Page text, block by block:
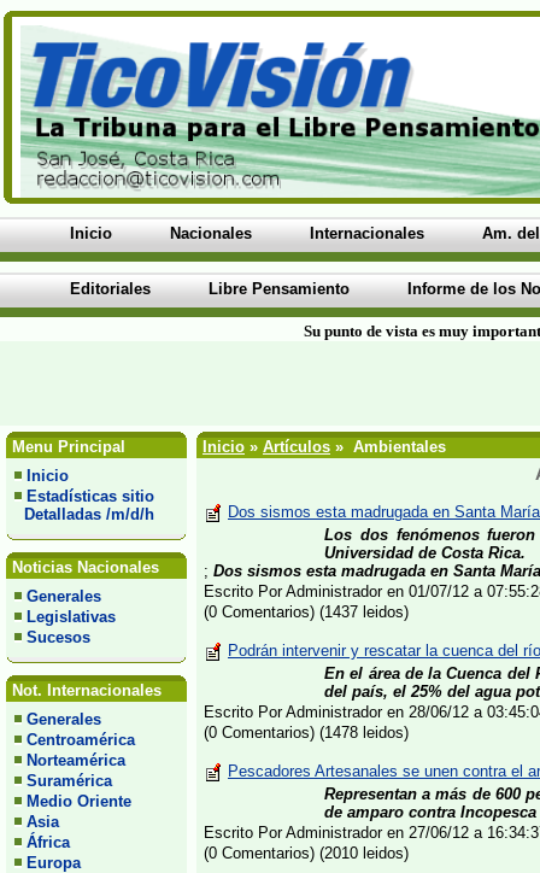
Inicio Nacionales Internacionales Am.
Editoriales Libre Pensamiento Informe de los
Su punto de vista es muy
Menu Principal
Inicio
Estadísticas sitio
Detalladas /m/d/h
Noticias Nacionales
Generales
Legislativas
Sucesos
Not. Internacionales
Generales
Centroamérica
Norteamérica
Suramérica
Medio Oriente
Asia
África
Europa
Inicio » Artículos » Ambientales
Dos sismos esta madrugada en Santa
Los dos fenómenos
Universidad de Costa Rica.
; Dos sismos esta madrugada en Santa
Escrito Por Administrador en 01/07/12 a
(0 Comentarios) (1437 leidos)
Podrán intervenir y rescatar la cuenca del
En el área de la Cuenca
del país, el 25% del agua
Escrito Por Administrador en 28/06/12 a
(0 Comentarios) (1478 leidos)
Pescadores Artesanales se unen contra el
Representan a más de 600
de amparo contra
Escrito Por Administrador en 27/06/12 a
(0 Comentarios) (2010 leidos)